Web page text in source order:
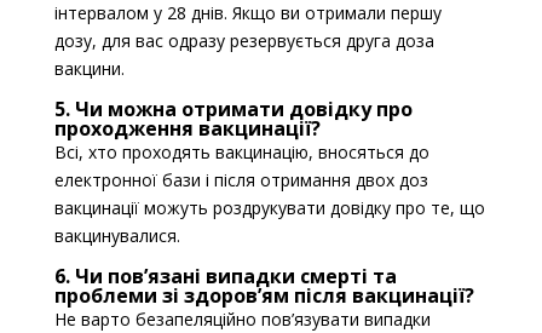
інтервалом у 28 днів. Якщо ви отримали першу
дозу, для вас одразу резервується друга доза
вакцини.
5. Чи можна отримати довідку про
проходження вакцинації?
Всі, хто проходять вакцинацію, вносяться до
електронної бази і після отримання двох доз
вакцинації можуть роздрукувати довідку про те, що
вакцинувалися.
6. Чи пов’язані випадки смерті та
проблеми зі здоров’ям після вакцинації?
Не варто безапеляційно пов’язувати випадки